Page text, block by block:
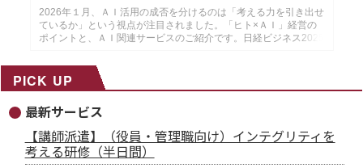
月14日配信
2026年１月、ＡＩ活用の成否を分けるのは「考える力を引き出せ
ているか」という視点が注目されました。「ヒト×ＡＩ」経営の
ポイントと、ＡＩ関連サービスのご紹介です。日経ビジネス2025
ールマガジン26年１月14配信分です。
PICK UP
最新サービス
【講師派遣】（役員・管理職向け）インテグリティを
考える研修（半日間）